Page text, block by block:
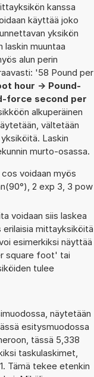
kanssa
käyttää joko
yksikön
muuntaa
alun perin
'58 Pound per
hour -> Pound-
force second per
alkuperäinen
vältetään
Laskin
murto-osassa.
voidaan myös
2 exp 3, 3 pow
voidaan siis laskea
mittayksiköitä
esimerkiksi näyttää
square foot' tai
tulee
näytetään
esitysmuodossa
tässä 5,338
taskulaskimet,
Tämä tekee etenkin